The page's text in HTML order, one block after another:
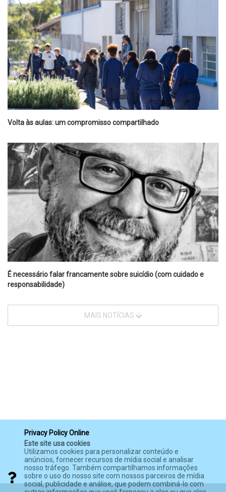
Volta às aulas: um compromisso compartilhado
É necessário falar francamente sobre suicídio (com cuidado e
responsabilidade)
MAIS NOTÍCIAS
Privacy Policy Online
Este site usa cookies
Utilizamos cookies para personalizar conteúdo e
anúncios, fornecer recursos de mídia social e analisar
nosso tráfego. Também compartilhamos informações
sobre o uso do nosso site com nossos parceiros de mídia
social, publicidade e análise, que podem combiná-lo com